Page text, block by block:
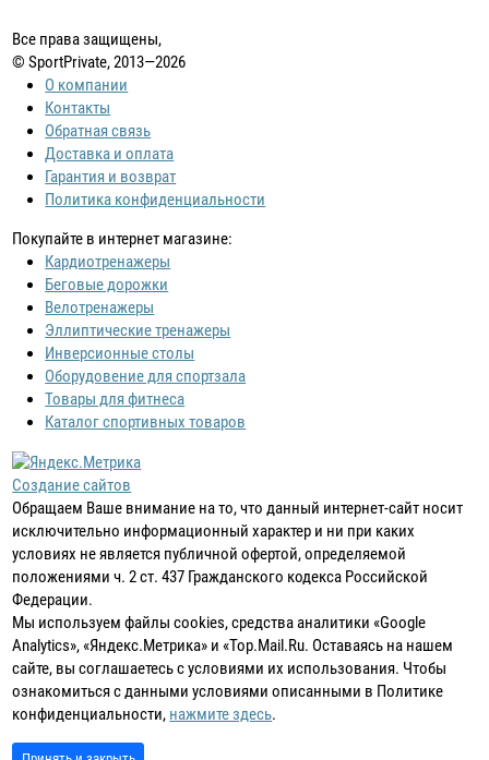
Все права защищены,
© SportPrivate, 2013—2026
О компании
Контакты
Обратная связь
Доставка и оплата
Гарантия и возврат
Политика конфиденциальности
Покупайте в интернет магазине:
Кардиотренажеры
Беговые дорожки
Велотренажеры
Эллиптические тренажеры
Инверсионные столы
Оборудовение для спортзала
Товары для фитнеса
Каталог спортивных товаров
Создание сайтов
Обращаем Ваше внимание на то, что данный интернет-сайт носит
исключительно информационный характер и ни при каких
условиях не является публичной офертой, определяемой
положениями ч. 2 ст. 437 Гражданского кодекса Российской
Федерации.
Мы используем файлы cookies, средства аналитики «Google
Analytics», «Яндекс.Метрика» и «Top.Mail.Ru. Оставаясь на нашем
сайте, вы соглашаетесь с условиями их использования. Чтобы
ознакомиться с данными условиями описанными в Политике
конфиденциальности, нажмите здесь.